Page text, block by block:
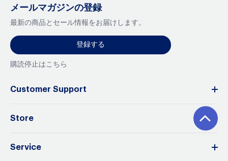
メールマガジンの登録
最新の商品とセール情報をお届けします。
登録する
購読停止はこちら
Customer Support
Store
Service